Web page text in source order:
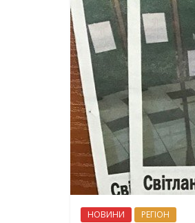
НОВИНИ РЕГІОН